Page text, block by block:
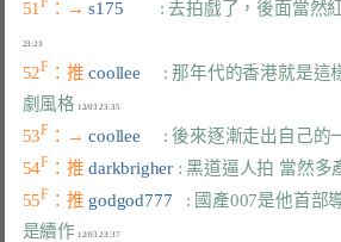
51 ：→ s175 : 去拍戲了，後面當然
23:23
52F ：推 coollee : 那年代的香港就是這
劇風格
12/03 23:35
53F ：→ coollee : 後來逐漸走出自己的
54F ：推 darkbrigher : 黑道逼人拍 當然多
55F ：推 godgod777 : 國產007是他首部
是續作
12/03 23:37